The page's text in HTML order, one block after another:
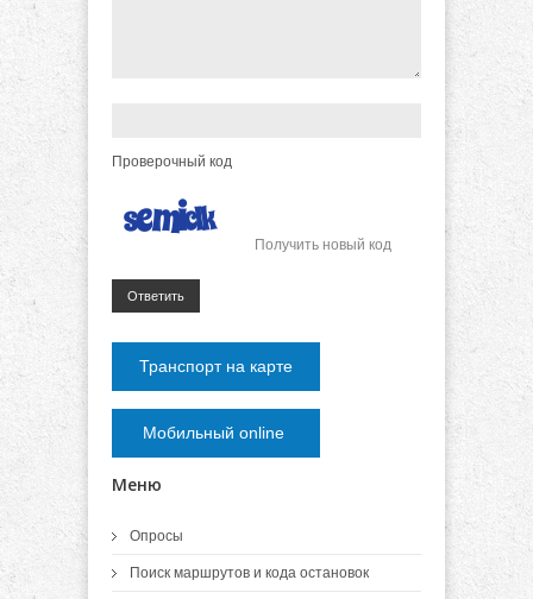
Проверочный код
Получить новый код
Ответить
Транспорт на карте
Мобильный online
Меню
Опросы
Поиск маршрутов и кода остановок